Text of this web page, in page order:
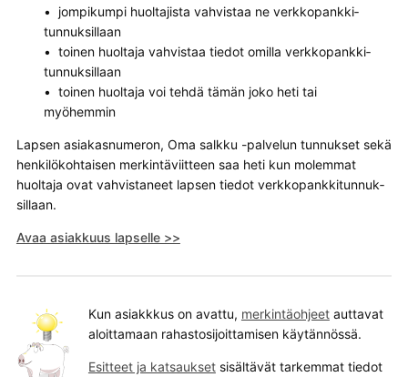
• jompikumpi huoltajista vahvistaa ne verkko­pankki­
tunnuk­sillaan
• toinen huoltaja vahvistaa tiedot omilla verkko­pankki­
tunnuksillaan
• toinen huoltaja voi tehdä tämän joko heti tai
myöhemmin
Lapsen asiakasnumeron, Oma salkku -palvelun tunnukset sekä
henkilökohtaisen merkintäviitteen saa heti kun molemmat
huoltaja ovat vahvistaneet lapsen tiedot verkko­pankki­tunnuk­
sillaan.
Avaa asiakkuus lapselle >>
Kun asiakkkus on avattu, merkintäohjeetauttavat
aloittamaan rahastosijoittamisen käytännössä.
Esitteet ja katsauksetsisältävät tarkemmat tiedot